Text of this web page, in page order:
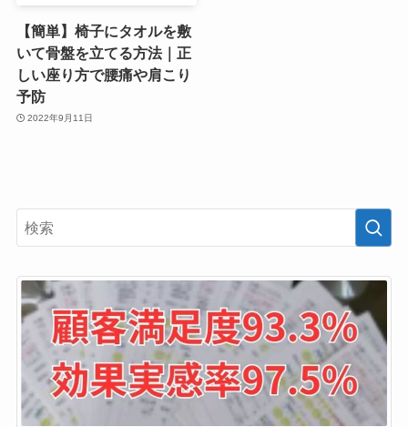
【簡単】椅子にタオルを敷
いて骨盤を立てる方法｜正
しい座り方で腰痛や肩こり
予防
2022年9月11日